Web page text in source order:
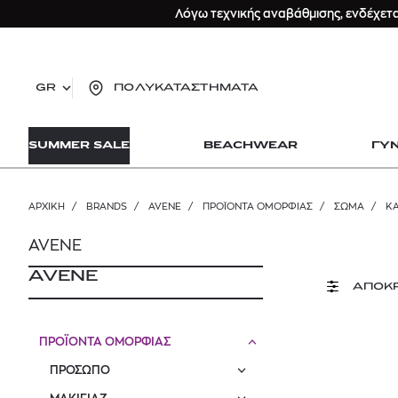
Λόγω τεχνικής αναβάθμισης,
GR ΠΟΛΥΚΑΤΑΣΤΗΜΑΤΑ
SUMMER SALE BEACHWEAR
ΑΡΧΙΚΉ / BRANDS / AVENE / ΠΡΟΪΟΝΤΑ ΟΜΟΡΦΙΑΣ / ΣΩΜΑ /
AVENE
AVENE
ΠΡΟΪΟΝΤΑ ΟΜΟΡΦΙΑΣ
ΠΡΟΣΩΠΟ